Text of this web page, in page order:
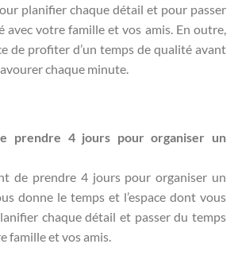
planifier chaque détail et pour passer
avec votre famille et vos amis. En outre,
de profiter d’un temps de qualité avant
chaque minute.
prendre 4 jours pour organiser un
de prendre 4 jours pour organiser un
donne le temps et l’espace dont vous
chaque détail et passer du temps
famille et vos amis.